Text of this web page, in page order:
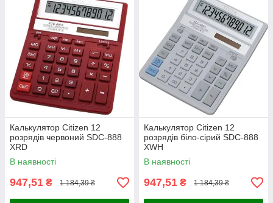
Калькулятор Citizen 12
розрядів червоний SDC-888
ХRD
В наявності
947,51 ₴ 1 184,39 ₴
Калькулятор Citizen 12
розрядів біло-сірий SDC-888
ХWH
В наявності
947,51 ₴ 1 184,39 ₴